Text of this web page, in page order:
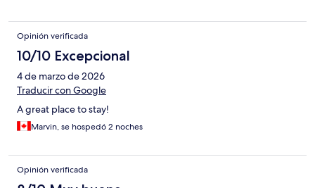
Opinión verificada
10/10 Excepcional
4 de marzo de 2026
Traducir con Google
A great place to stay!
Marvin, se hospedó 2 noches
Opinión verificada